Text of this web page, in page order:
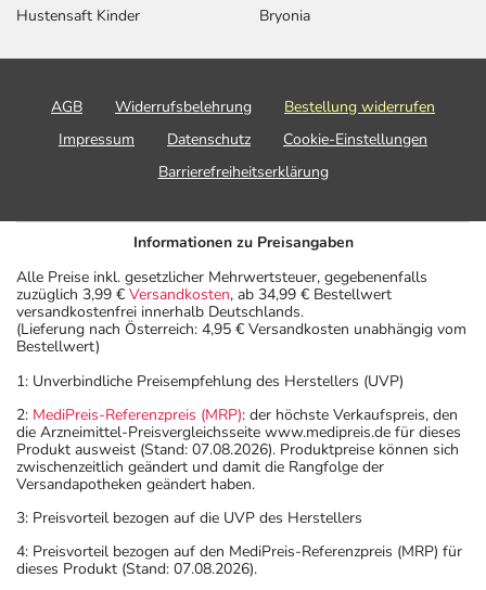
Hustensaft Kinder
Bryonia
AGB Widerrufsbelehrung
Bestellung widerrufen
Impressum
Datenschutz
Cookie-Einstellungen
Barrierefreiheitserklärung
Informationen zu Preisangaben
Alle Preise inkl. gesetzlicher Mehrwertsteuer, gegebenenfalls
zuzüglich 3,99 € Versandkosten, ab 34,99 € Bestellwert
versandkostenfrei innerhalb Deutschlands.
(Lieferung nach Österreich: 4,95 € Versandkosten unabhängig vom
Bestellwert)
1: Unverbindliche Preisempfehlung des Herstellers (UVP)
2: MediPreis-Referenzpreis (MRP): der höchste Verkaufspreis, den
die Arzneimittel-Preisvergleichsseite www.medipreis.de für dieses
Produkt ausweist (Stand: 07.08.2026). Produktpreise können sich
zwischenzeitlich geändert und damit die Rangfolge der
Versandapotheken geändert haben.
3: Preisvorteil bezogen auf die UVP des Herstellers
4: Preisvorteil bezogen auf den MediPreis-Referenzpreis (MRP) für
dieses Produkt (Stand: 07.08.2026).